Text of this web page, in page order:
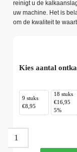
reinigt u de
uw machine. Het is
om de kwaliteit te
Kies aantal
9 stuks
€8,95
18 stuks
€16,95
5%